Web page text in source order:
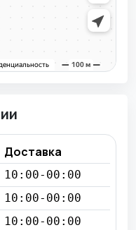
Доставка
10:00-00:00
10:00-00:00
10:00-00:00